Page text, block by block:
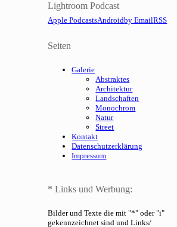
Lightroom Podcast
Apple PodcastsAndroidby EmailRSS
Seiten
Galerie
Abstraktes
Architektur
Landschaften
Monochrom
Natur
Street
Kontakt
Datenschutzerklärung
Impressum
* Links und Werbung:
Bilder und Texte die mit "*" oder "i"
gekennzeichnet sind und Links/